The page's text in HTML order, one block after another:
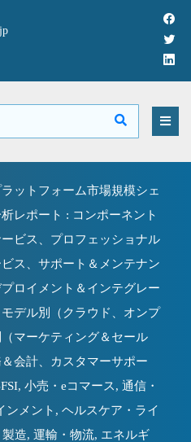
ットフォーム市場規模シェ
レポート : コンポーネント
ビス、プロフェッショナル
ス、サポート＆メンテナン
ロイメント＆インテグレー
デル別（クラウド、オンプ
マーケティング＆セール
会計、カスタマーサポー
小売・eコマース, 通信・
ンメント, ヘルスケア・ライ
造, 運輸・物流, エネルギ